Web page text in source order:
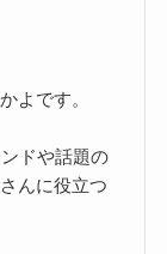
よです。
ドや話題の
んに役立つ